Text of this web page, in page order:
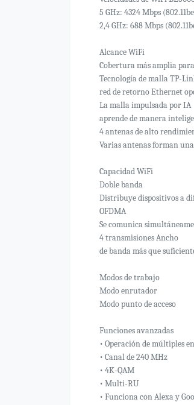
5 GHz: 4324 Mbps
2,4 GHz: 688 Mbps
Alcance WiFi
Cobertura más amplia
Tecnología de malla TP-
red de retorno Ethernet
La malla impulsada por IA
aprende de manera
4 antenas de alto
Varias antenas forman
Capacidad WiFi
Doble banda
Distribuye dispositivos a
OFDMA
Se comunica
4 transmisiones Ancho
de banda más que
Modos de trabajo
Modo enrutador
Modo punto de acceso
Funciones avanzadas
• Operación de múltiples
• Canal de 240 MHz
• 4K-QAM
• Multi-RU
• Funciona con Alexa y